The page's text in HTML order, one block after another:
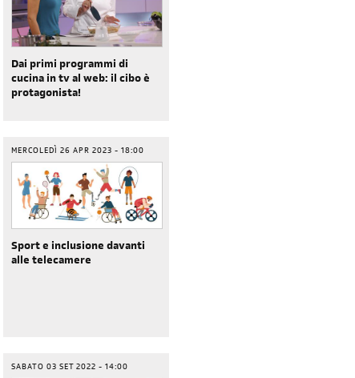
Dai primi programmi di
cucina in tv al web: il cibo è
protagonista!
MERCOLEDÌ 26 APR 2023 - 18:00
Sport e inclusione davanti
alle telecamere
SABATO 03 SET 2022 - 14:00